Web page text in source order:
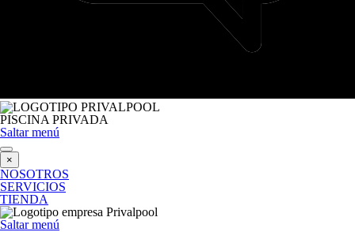
PISCINA PRIVADA
Saltar menú
×
NOSOTROS
SERVICIOS
TIENDA
Saltar menú